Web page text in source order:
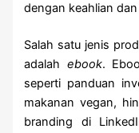
dengan keahlian
Salah satu jenis
adalah ebook.
seperti panduan
makanan vegan,
branding di